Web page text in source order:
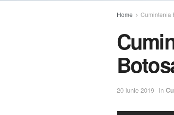
Home Cumintenia
20 iunie 2019 in